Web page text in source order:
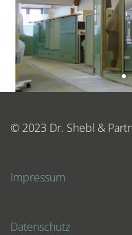
© 2023 Dr. Shebl &
Impressum
Datenschutz